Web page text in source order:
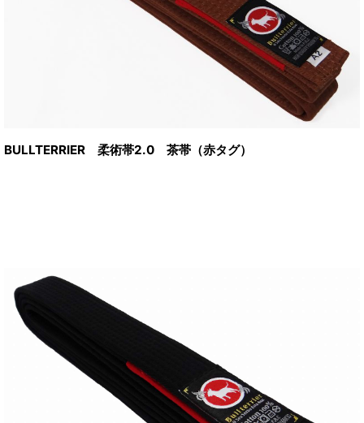
BULLTERRIER 柔術帯2.0 茶帯（赤タグ）